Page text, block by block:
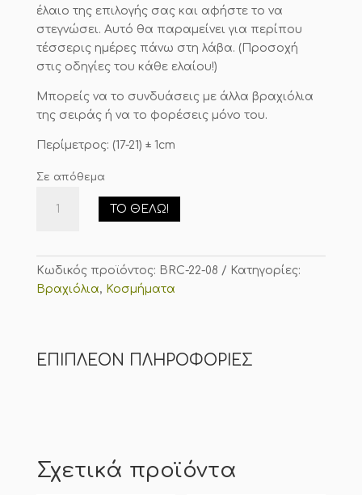
έλαιο της επιλογής σας και αφήστε το να
στεγνώσει. Αυτό θα παραμείνει για περίπου
τέσσερις ημέρες πάνω στη λάβα. (Προσοχή
στις οδηγίες του κάθε ελαίου!)
Μπορείς να το συνδυάσεις με άλλα βραχιόλια
της σειράς ή να το φορέσεις μόνο του.
Περίμετρος: (17-21) ± 1cm
Σε απόθεμα
"Λάβα"
ΤΟ ΘΈΛΩ!
Κωδικός προϊόντος: BRC-22-08
Κατηγορίες:
Βραχιόλια, Κοσμήματα
ΕΠΙΠΛΈΟΝ ΠΛΗΡΟΦΟΡΊΕΣ
Σχετικά προϊόντα